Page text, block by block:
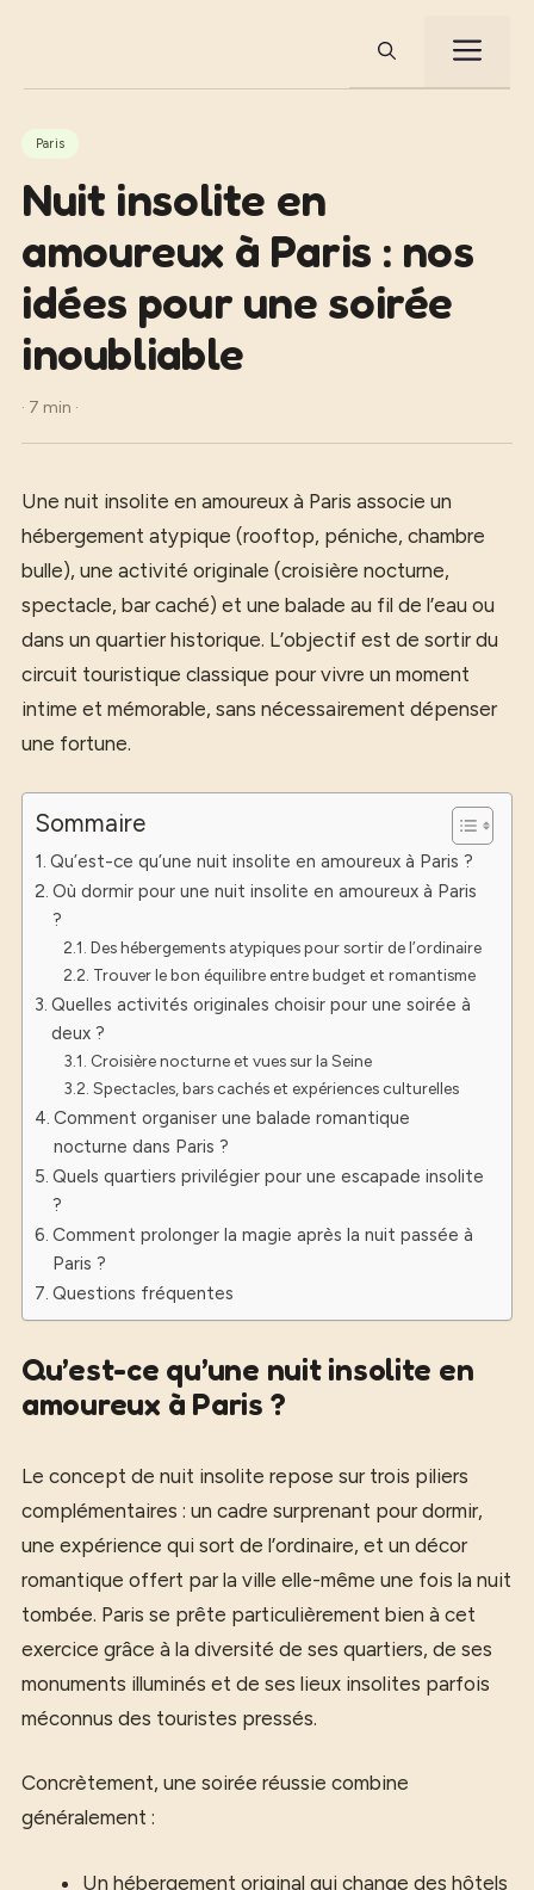
Paris
Nuit insolite en
amoureux à Paris : nos
idées pour une soirée
inoubliable
· 7 min ·
Une nuit insolite en amoureux à Paris associe un
hébergement atypique (rooftop, péniche, chambre
bulle), une activité originale (croisière nocturne,
spectacle, bar caché) et une balade au fil de l’eau ou
dans un quartier historique. L’objectif est de sortir du
circuit touristique classique pour vivre un moment
intime et mémorable, sans nécessairement dépenser
une fortune.
Sommaire
Qu’est-ce qu’une nuit insolite en amoureux à Paris ?
Où dormir pour une nuit insolite en amoureux à Paris
?
Des hébergements atypiques pour sortir de l’ordinaire
Trouver le bon équilibre entre budget et romantisme
Quelles activités originales choisir pour une soirée à
deux ?
Croisière nocturne et vues sur la Seine
Spectacles, bars cachés et expériences culturelles
Comment organiser une balade romantique
nocturne dans Paris ?
Quels quartiers privilégier pour une escapade insolite
?
Comment prolonger la magie après la nuit passée à
Paris ?
Questions fréquentes
Qu’est-ce qu’une nuit insolite en
amoureux à Paris ?
Le concept de nuit insolite repose sur trois piliers
complémentaires : un cadre surprenant pour dormir,
une expérience qui sort de l’ordinaire, et un décor
romantique offert par la ville elle-même une fois la nuit
tombée. Paris se prête particulièrement bien à cet
exercice grâce à la diversité de ses quartiers, de ses
monuments illuminés et de ses lieux insolites parfois
méconnus des touristes pressés.
Concrètement, une soirée réussie combine
généralement :
Un hébergement original qui change des hôtels